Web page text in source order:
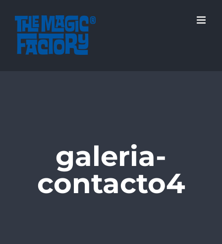
contenido
galeria-
contacto4